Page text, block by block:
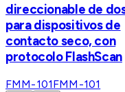
direccionable de
para dispositivos de
contacto seco, con
protocolo FlashScan
FMM-101FMM-101